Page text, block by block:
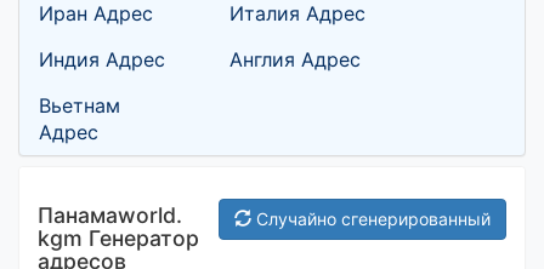
Иран Адрес
Италия Адрес
Индия Адрес
Англия Адрес
Вьетнам
Адрес
Случайно сгенерированный
Панамаworld.
kgm Генератор
адресов